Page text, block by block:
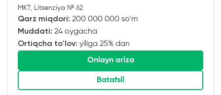
MKT, Litsenziya № 62
Qarz miqdori: 200 000 000 so'm
Muddati: 24 oygacha
Ortiqcha to'lov: yiliga 25% dan
Onlayn ariza
Batafsil